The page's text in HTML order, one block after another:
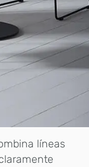
líneas